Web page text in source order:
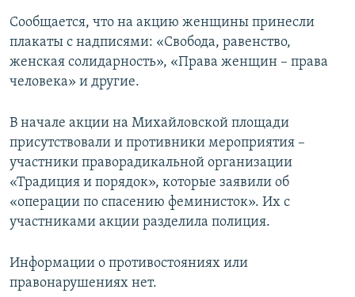
Сообщается, что на акцию женщины принесли
плакаты с надписями: «Свобода, равенство,
женская солидарность», «Права женщин – права
человека» и другие.
В начале акции на Михайловской площади
присутствовали и противники мероприятия –
участники праворадикальной организации
«Традиция и порядок», которые заявили об
«операции по спасению феминисток». Их с
участниками акции разделила полиция.
Информации о противостояниях или
правонарушениях нет.